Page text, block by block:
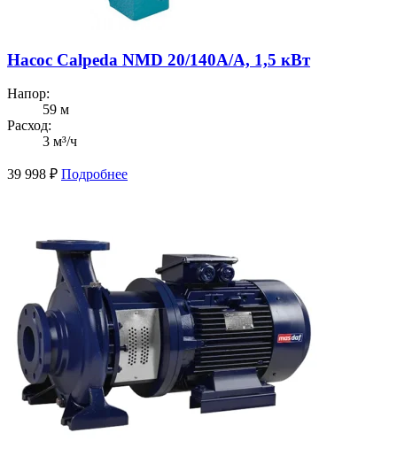
Насос Calpeda NMD 20/140A/A, 1,5 кВт
Напор:
59 м
Расход:
3 м³/ч
39 998 ₽ Подробнее